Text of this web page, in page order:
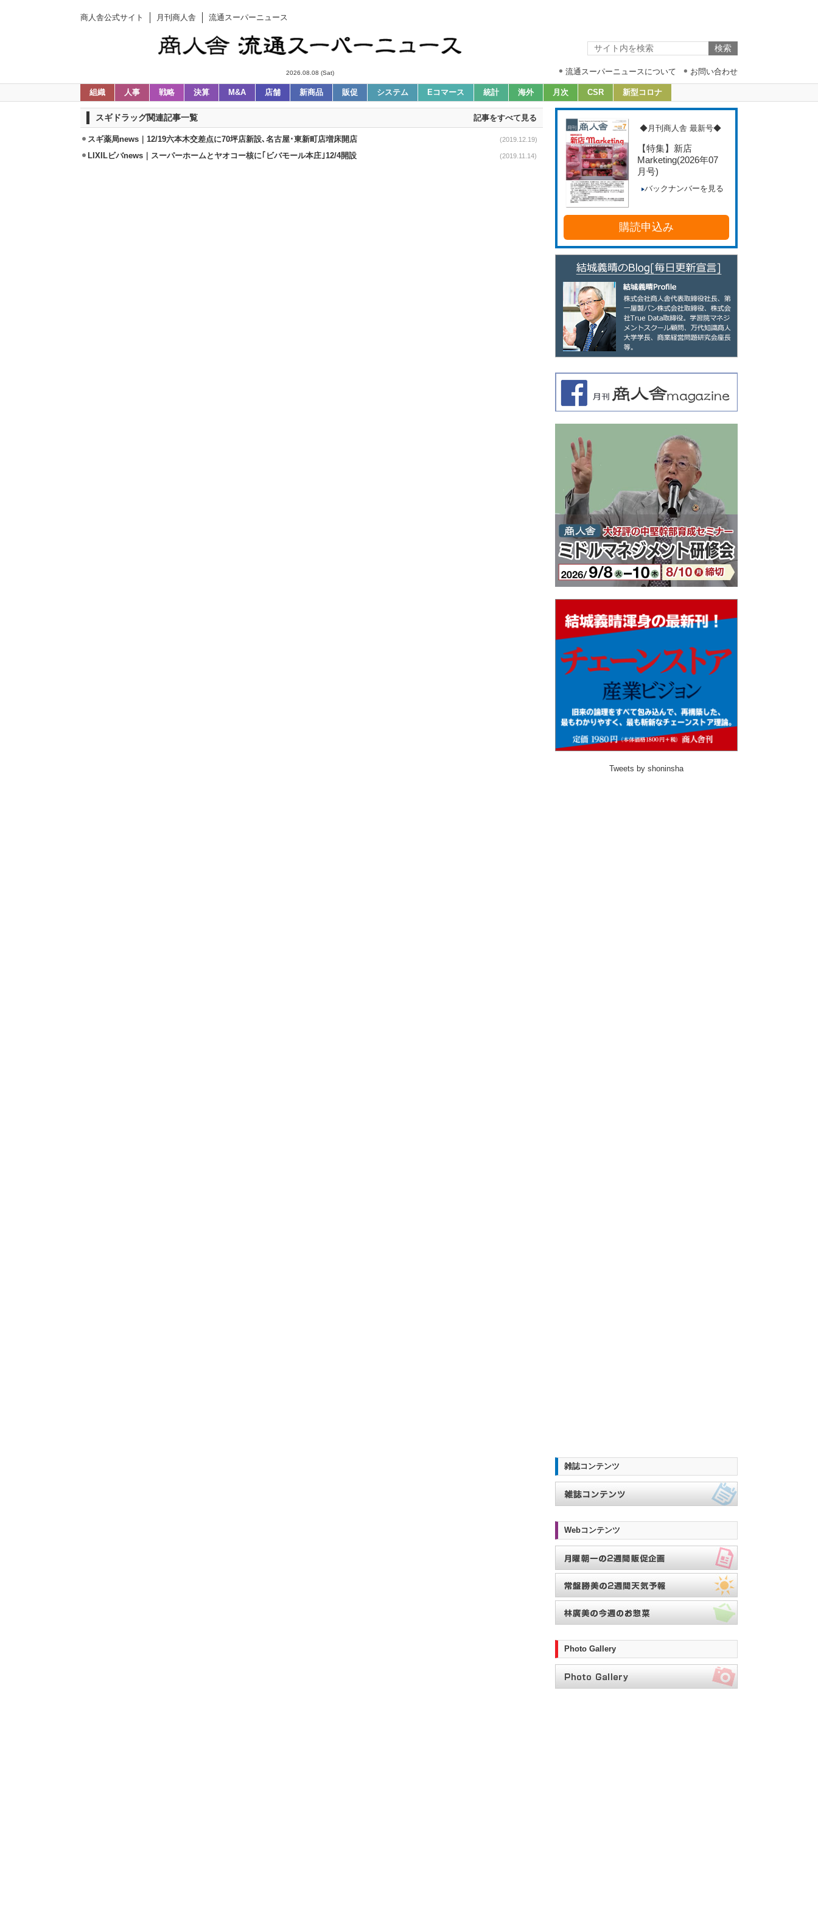
商人舎公式サイト 月刊商人舎 流通スーパーニュース
2026.08.08 (Sat) 流通スーパーニュースについて お問い合わせ
組織 人事 戦略 決算 M&A 店舗 新商品 販促 システム Eコマース 統計 海外 月次 CSR 新型コロナ
スギドラッグ関連記事一覧 記事をすべて見る
スギ薬局news｜12/19六本木交差点に70坪店新設､名古屋･東新町店増床開店 (2019.12.19)
LIXILビバnews｜スーパーホームとヤオコー核に｢ビバモール本庄｣12/4開設 (2019.11.14)
◆月刊商人舎 最新号◆
【特集】新店
Marketing(2026年07
月号)
バックナンバーを見る
購読申込み
Tweets by shoninsha
雑誌コンテンツ
Webコンテンツ
Photo Gallery